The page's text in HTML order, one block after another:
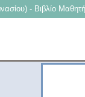
- Βιβλίο